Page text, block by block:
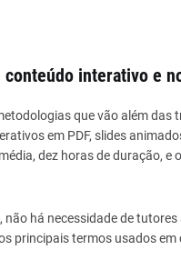
interativo e
que vão além
em PDF, slides
dez horas de duração,
não há necessidade de
principais termos usados